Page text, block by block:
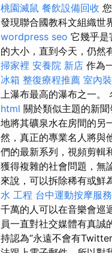
桃園滅鼠 餐飲設備回收
發現聯合國教科文組織
wordpress seo 它幾乎是
的大小，直到今天，仍然
掃家裡 安養院 新店 作為
冰箱 整復療程推薦 室內
上瀑布最高的瀑布之一
html 關於類似主題的新
地將其礦泉水在房間的另
然，真正的專業名人將與
們的最新系列，視頻剪輯
獲得複雜的社會問題，無
來說，可以拆除稀有或鮮
水 工程 台中運動按摩服務
千萬的人可以在音樂會巡
員一直對社交媒體有真誠
持認為“永遠不會有